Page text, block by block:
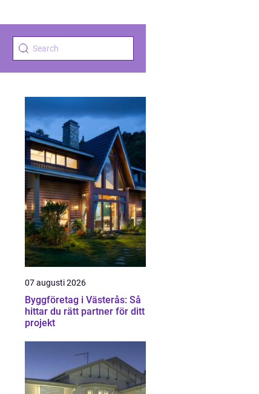
07 augusti 2026
Byggföretag i Västerås: Så
hittar du rätt partner för ditt
projekt